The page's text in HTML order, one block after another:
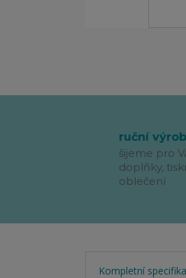
ruční
šijeme pro
doplňky,
oblečení
Kompletní